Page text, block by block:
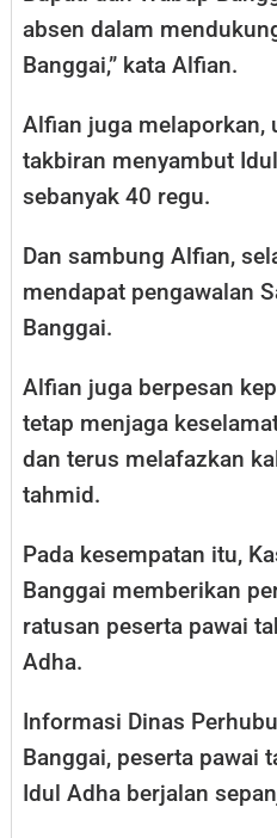
absen dalam
Banggai,” kata Alfian.
Alfian juga melaporkan,
takbiran menyambut
sebanyak 40 regu.
Dan sambung Alfian,
mendapat pengawalan
Banggai.
Alfian juga berpesan
tetap menjaga
dan terus melafazkan
tahmid.
Pada kesempatan itu,
Banggai memberikan
ratusan peserta pawai
Adha.
Informasi Dinas
Banggai, peserta pawai
Idul Adha berjalan